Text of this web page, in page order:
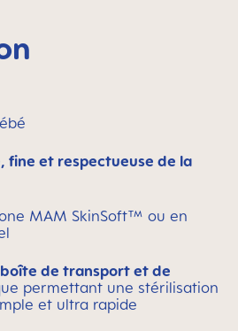
fine et respectueuse de la
MAM SkinSoft™ ou en
boîte de transport et de
permettant une stérilisation
et ultra rapide